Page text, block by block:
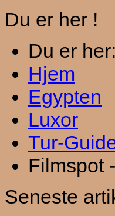
Du er her !
Du er her:
Hjem
Egypten
Luxor
Tur-
Filmspot
Seneste